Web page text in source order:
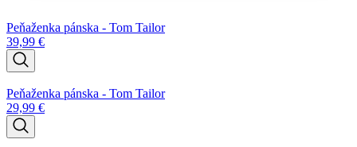
Peňaženka pánska - Tom Tailor
39,99 €
Peňaženka pánska - Tom Tailor
29,99 €